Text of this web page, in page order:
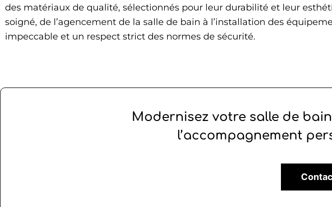
des matériaux de qualité, sélectionnés pour leur durabilité et leur
soigné, de l’agencement de la salle de bain à l’installation des
impeccable et un respect strict des normes de sécurité.
Modernisez votre salle de
l’accompagnement